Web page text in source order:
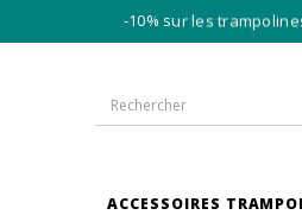
-10% sur les
ACCESSOIRES